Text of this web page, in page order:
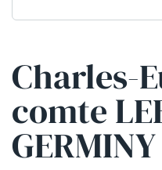
Charles-
comte
GERMINY
Qui sommes-nous
La Conférence
La Conférence de Renfort
La défense pénale